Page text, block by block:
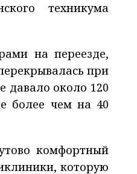
техникума
на переезде,
при
давало около 120
более чем на 40
комфортный
которую